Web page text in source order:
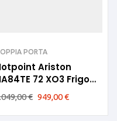
PORTA
Ariston
72 XO3 Frigo
Porta 84cm
inox
€ 949,00€